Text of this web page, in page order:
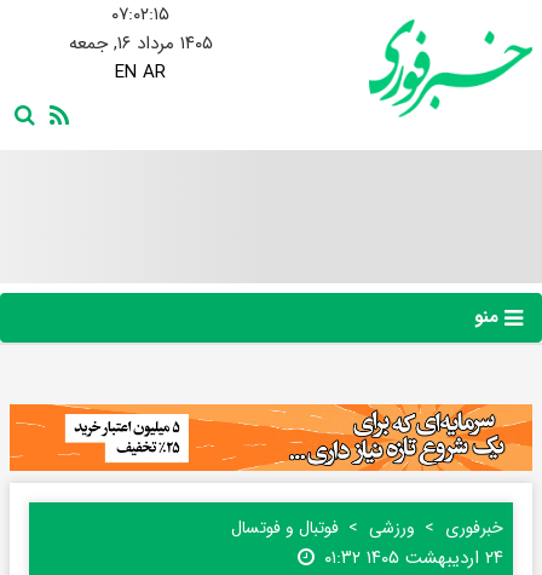
۰۷:۰۲:۱۶
۱۴۰۵ مرداد ۱۶, جمعه
EN AR
منو
خبرفوری ورزشی فوتبال و فوتسال
۲۴ اردیبهشت ۱۴۰۵ ۰۱:۳۲